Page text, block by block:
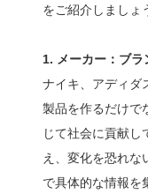
をご紹介しましょ
1. メーカー：ブ
ナイキ、アディダ
製品を作るだけで
じて社会に貢献し
え、変化を恐れな
で具体的な情報を